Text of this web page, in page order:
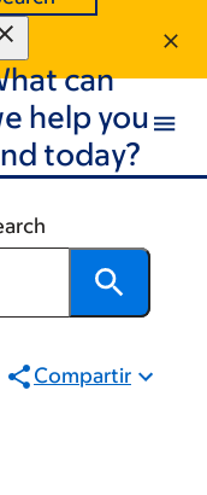
can
help you
today?
comunidad
Compartir